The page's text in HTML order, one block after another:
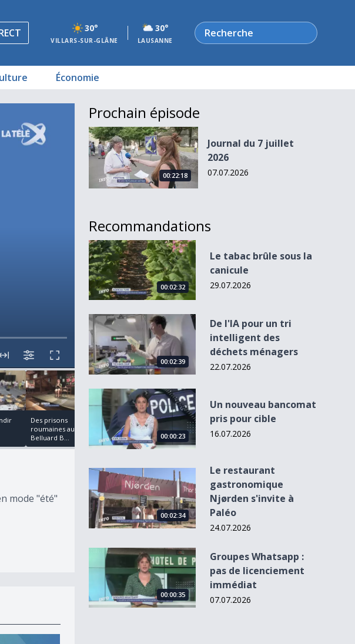
30°
VILLARS-SUR-GLÂNE
30°
LAUSANNE
Rechercher
Économie
Des prisons
roumaines au
Belluard B...
00:04:25
Un Mur entre Vaud
et Fribourg
mode "été"
Prochain épisode
Journal du 7 juillet 2026
00:22:18
Journal du 7 juillet
2026
07.07.2026
Recommandations
Le tabac brûle sous la canicule
00:02:32
Le tabac brûle sous la
canicule
29.07.2026
De l&#039;IA pour un tri intelligent des déchets ménagers
00:02:39
De l'IA pour un tri
intelligent des
déchets ménagers
22.07.2026
Un nouveau bancomat pris pour cible
00:00:23
Un nouveau bancomat
pris pour cible
16.07.2026
Le restaurant gastronomique Njørden s&#039;invite à Paléo
00:02:34
Le restaurant
gastronomique
Njørden s'invite à
Paléo
24.07.2026
Groupes Whatsapp : pas de licenciement immédiat
00:00:35
Groupes Whatsapp :
pas de licenciement
immédiat
07.07.2026